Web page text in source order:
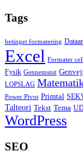
Tags
betinget formatering
Excel Formater
Fysik Gennemsnit
LOPSLAG
Power Pivot Primtal
Talteori Tekst Tema
WordPress
SEO